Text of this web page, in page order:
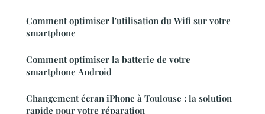
Comment optimiser l'utilisation du Wifi sur votre
smartphone
Comment optimiser la batterie de votre
smartphone Android
Changement écran iPhone à Toulouse : la solution
rapide pour votre réparation